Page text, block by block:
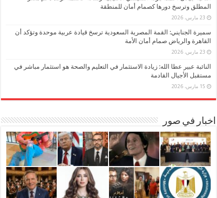
المطلق وترسخ دورها كصمام أمان للمنطقة
23 مارس، 2026
سميرة الجنايني: القمة المصرية السعودية ترسخ قيادة عربية موحدة وتؤكد أن
القاهرة والرياض صمام أمان الأمة
23 مارس، 2026
النائبة عبير عطا الله: زيادة الاستثمار في التعليم والصحة هو استثمار مباشر في
مستقبل الأجيال القادمة
15 مارس، 2026
اخبار في صور